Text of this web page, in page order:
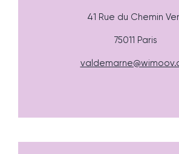
41 Rue du Chemin
75011 Paris